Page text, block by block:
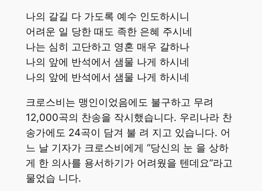
나의 갈길 다 가도록 예수 인도하시니
어려운 일 당한 때도 족한 은혜 주시네
나는 심히 고단하고 영혼 매우 갈하나
나의 앞에 반석에서 샘물 나게 하시네
나의 앞에 반석에서 샘물 나게 하시네
크로스비는 맹인이었음에도 불구하고 무려
12,000곡의 찬송을 작시했습니다. 우리나라 찬
송가에도 24곡이 담겨 불 려 지고 있습니다. 어
느 날 기자가 크로스비에게 “당신의 눈 을 상하
게 한 의사를 용서하기가 어려웠을 텐데요”라고
물었습 니다.